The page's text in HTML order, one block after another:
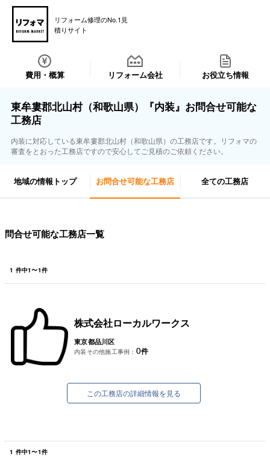
リフォーム修理のNo.1見
積りサイト
費用・概算 リフォーム会社 お役立ち情報
東牟婁郡北山村（和歌山県）『内装』お問合せ可能な
工務店
内装に対応している東牟婁郡北山村（和歌山県）の工務店です。リフォマの
審査をとおった工務店ですので安心してご見積のご依頼ください。
地域の情報トップ お問合せ可能な工務店 全ての工務店
問合せ可能な工務店一覧
1 件中1〜1件
株式会社ローカルワークス
東京都品川区
内装その他施工事例： 0件
この工務店の詳細情報を見る
1 件中1〜1件